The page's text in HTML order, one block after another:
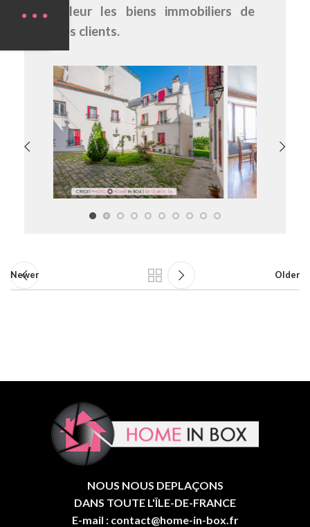
valeur les biens immobiliers de
vos clients.
Newer Older
NOUS NOUS DEPLAÇONS
DANS TOUTE L'ÎLE-DE-FRANCE
E-mail : contact@home-in-box.fr